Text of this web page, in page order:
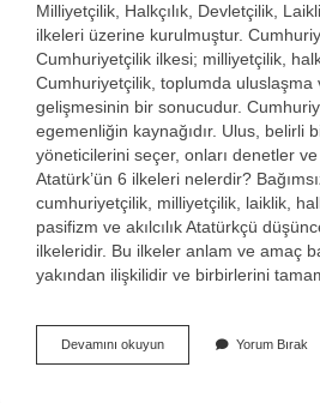
Milliyetçilik, Halkçılık, Devletçilik,
ilkeleri üzerine kurulmuştur.
Cumhuriyetçilik ilkesi; milliyetçilik,
Cumhuriyetçilik, toplumda uluslaşma
gelişmesinin bir sonucudur.
egemenliğin kaynağıdır. Ulus, belirli
yöneticilerini seçer, onları denetler
Atatürk’ün 6 ilkeleri nelerdir?
cumhuriyetçilik, milliyetçilik, laiklik,
pasifizm ve akılcılık Atatürkçü
ilkeleridir. Bu ilkeler anlam ve amaç
yakından ilişkilidir ve birbirlerini
Devamını okuyunCumhuriyet
Ilkeleri
Yorum Bırak